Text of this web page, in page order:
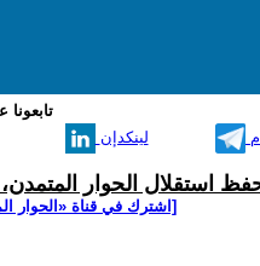
تابعونا
لينكدإن
استقلال الحوار
[اشترك في قناة ‫«الحوار